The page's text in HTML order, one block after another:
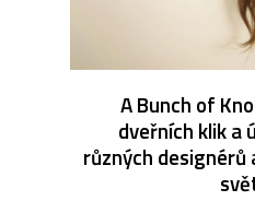
A Bunch of
dveřních klik a
různých designérů